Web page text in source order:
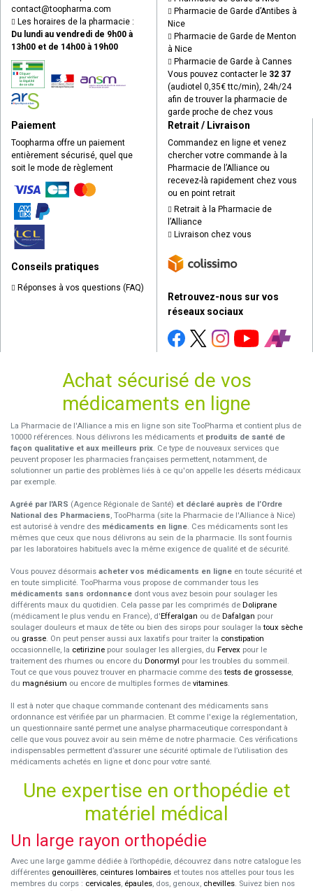
contact@toopharma.com
Les horaires de la pharmacie :
Du lundi au vendredi de 9h00 à
13h00 et de 14h00 à 19h00
Pharmacie de Garde d’Antibes à
Nice
Pharmacie de Garde de Menton
à Nice
Pharmacie de Garde à Cannes
Vous pouvez contacter le 32 37
(audiotel 0,35€ ttc/min), 24h/24
afin de trouver la pharmacie de
garde proche de chez vous
Paiement
Toopharma offre un paiement
entièrement sécurisé, quel que
soit le mode de règlement
Conseils pratiques
Réponses à vos questions (FAQ)
Retrait / Livraison
Commandez en ligne et venez
chercher votre commande à la
Pharmacie de l’Alliance ou
recevez-là rapidement chez vous
ou en point retrait
Retrait à la Pharmacie de
l’Alliance
Livraison chez vous
Retrouvez-nous sur vos
réseaux sociaux
Achat sécurisé de vos
médicaments en ligne
La Pharmacie de l'Alliance a mis en ligne son site TooPharma et contient plus de
10000 références. Nous délivrons les médicaments et produits de santé de
façon qualitative et aux meilleurs prix. Ce type de nouveaux services que
peuvent proposer les pharmacies françaises permettent, notamment, de
solutionner un partie des problèmes liés à ce qu'on appelle les déserts médicaux
par exemple.
Agréé par l'ARS (Agence Régionale de Santé) et déclaré auprès de l’Ordre
National des Pharmaciens, TooPharma (site la Pharmacie de l'Alliance à Nice)
est autorisé à vendre des médicaments en ligne. Ces médicaments sont les
mêmes que ceux que nous délivrons au sein de la pharmacie. Ils sont fournis
par les laboratoires habituels avec la même exigence de qualité et de sécurité.
Vous pouvez désormais acheter vos médicaments en ligne en toute sécurité et
en toute simplicité. TooPharma vous propose de commander tous les
médicaments sans ordonnance dont vous avez besoin pour soulager les
différents maux du quotidien. Cela passe par les comprimés de Doliprane
(médicament le plus vendu en France), d'Efferalgan ou de Dafalgan pour
soulager douleurs et maux de tête ou bien des sirops pour soulager latoux sèche
ou grasse. On peut penser aussi aux laxatifs pour traiter la constipation
occasionnelle, la cetirizine pour soulager les allergies, du Fervex pour le
traitement des rhumes ou encore du Donormyl pour les troubles du sommeil.
Tout ce que vous pouvez trouver en pharmacie comme destests de grossesse,
du magnésium ou encore de multiples formes de vitamines.
Il est à noter que chaque commande contenant des médicaments sans
ordonnance est vérifiée par un pharmacien. Et comme l'exige la réglementation,
un questionnaire santé permet une analyse pharmaceutique correspondant à
celle que vous pouvez avoir au sein même de notre pharmacie. Ces vérifications
indispensables permettent d’assurer une sécurité optimale de l’utilisation des
médicaments achetés en ligne et donc pour votre santé.
Une expertise en orthopédie et
matériel médical
Un large rayon orthopédie
Avec une large gamme dédiée à l’orthopédie, découvrez dans notre catalogue les
différentes genouillères, ceintures lombaires et toutes nos attelles pour tous les
membres du corps : cervicales, épaules, dos, genoux, chevilles. Suivez bien nos